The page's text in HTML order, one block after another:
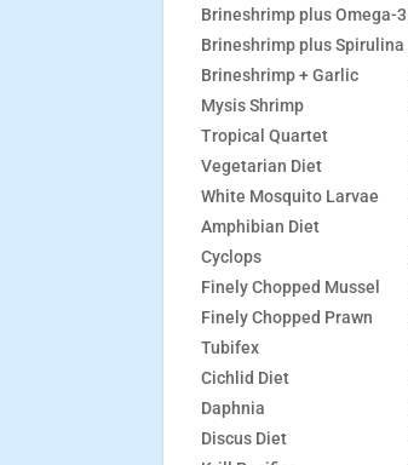
Brineshrimp plus Omega-3
Brineshrimp plus Spirulina
Brineshrimp + Garlic
Mysis Shrimp
Tropical Quartet
Vegetarian Diet
White Mosquito Larvae
Amphibian Diet
Cyclops
Finely Chopped Mussel
Finely Chopped Prawn
Tubifex
Cichlid Diet
Daphnia
Discus Diet